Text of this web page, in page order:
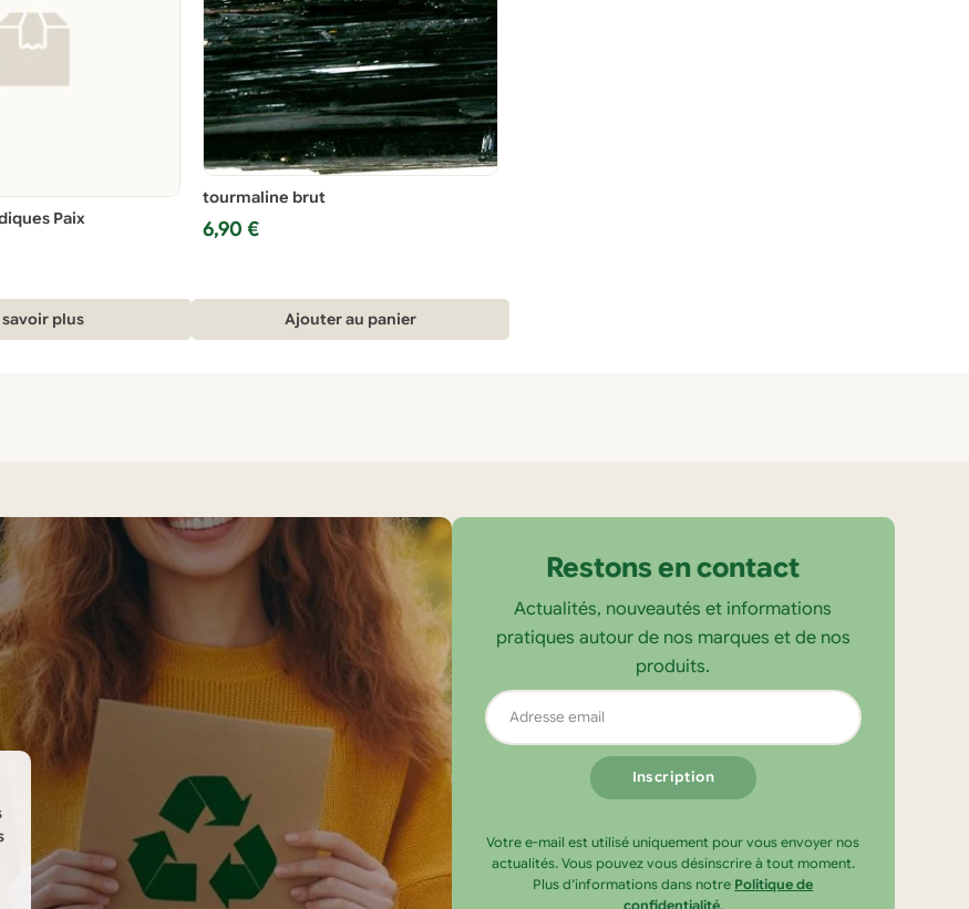
Paix
savoir plus
tourmaline brut
6,90 €
Ajouter au panier
Restons en contact
Actualités, nouveautés et informations
pratiques autour de nos marques et de nos
produits.
Adresse
email
Votre e-mail est utilisé uniquement pour vous envoyer nos
actualités. Vous pouvez vous désinscrire à tout moment.
Plus d’informations dans notre Politique de
confidentialité.